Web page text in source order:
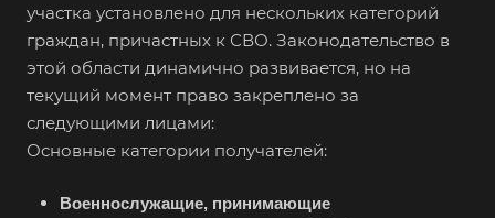
участка установлено для нескольких категорий
граждан, причастных к СВО. Законодательство в
этой области динамично развивается, но на
текущий момент право закреплено за
следующими лицами:
Основные категории получателей:
Военнослужащие, принимающие